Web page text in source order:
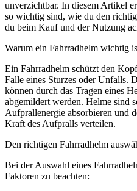
unverzichtbar. In diesem Artikel
so wichtig sind, wie du den
du beim Kauf und der Nutzung
Warum ein Fahrradhelm wichtig
Ein Fahrradhelm schützt den
Falle eines Sturzes oder Unfalls.
können durch das Tragen eines
abgemildert werden. Helme sind
Aufprallenergie absorbieren und
Kraft des Aufpralls verteilen.
Den richtigen Fahrradhelm
Bei der Auswahl eines
Faktoren zu beachten: